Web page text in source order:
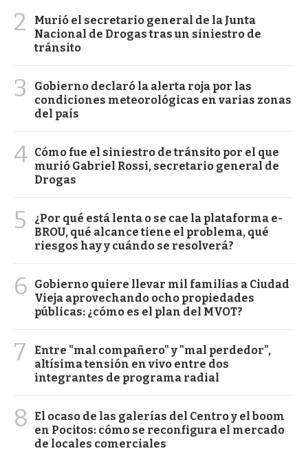
2
Murió el secretario general de la Junta
Nacional de Drogas tras un siniestro de
tránsito
3
Gobierno declaró la alerta roja por las
condiciones meteorológicas en varias zonas
del país
4 Cómo fue el siniestro de tránsito por el que
murió Gabriel Rossi, secretario general de
Drogas
5
¿Por qué está lenta o se cae la plataforma e-
BROU, qué alcance tiene el problema, qué
riesgos hay y cuándo se resolverá?
6
Gobierno quiere llevar mil familias a Ciudad
Vieja aprovechando ocho propiedades
públicas: ¿cómo es el plan del MVOT?
7
Entre "mal compañero" y "mal perdedor",
altísima tensión en vivo entre dos
integrantes de programa radial
8
El ocaso de las galerías del Centro y el boom
en Pocitos: cómo se reconfigura el mercado
de locales comerciales